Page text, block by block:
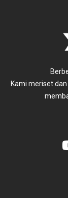
Kami meriset